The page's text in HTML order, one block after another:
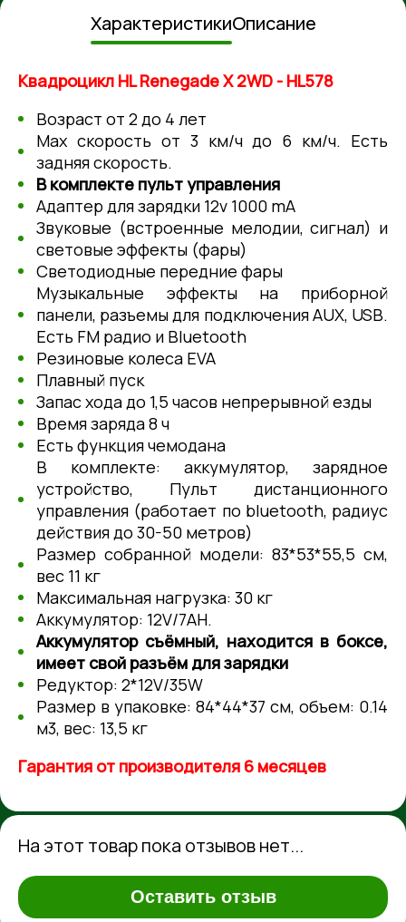
ХарактеристикиОписание
Квадроцикл HL Renegade X 2WD - HL578
Возраст от 2 до 4 лет
Мах скорость от 3 км/ч до 6 км/ч. Есть
задняя скорость.
В комплекте пульт управления
Адаптер для зарядки 12v 1000 mA
Звуковые (встроенные мелодии, сигнал) и
световые эффекты (фары)
Светодиодные передние фары
Музыкальные эффекты на приборной
панели, разъемы для подключения АUХ, USВ.
Есть FМ радио и Вluеtооth
Резиновые колеса EVA
Плавный пуск
Запас хода до 1,5 часов непрерывной езды
Время заряда 8 ч
Есть функция чемодана
В комплекте: аккумулятор, зарядное
устройство, Пульт дистанционного
управления (работает по bluetooth, радиус
действия до 30-50 метров)
Размер собранной модели: 83*53*55,5 см,
вес 11 кг
Максимальная нагрузка: 30 кг
Аккумулятор: 12V/7АН.
Аккумулятор съёмный, находится в боксе,
имеет свой разъём для зарядки
Редуктор: 2*12V/35W
Размер в упаковке: 84*44*37 см, объем: 0.14
м3, вес: 13,5 кг
Гарантия от производителя 6 месяцев
На этот товар пока отзывов нет...
Оставить отзыв